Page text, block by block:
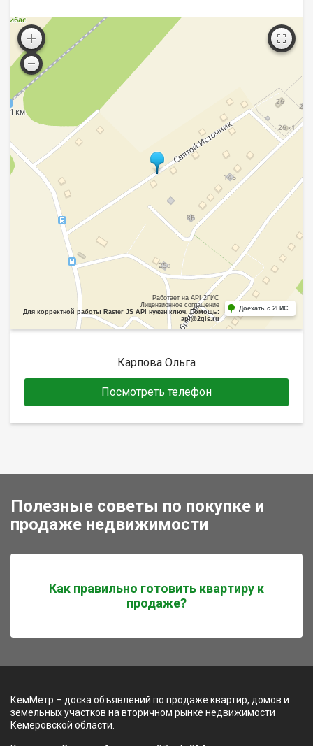
Работает на API 2ГИС
Лицензионное соглашение
Для корректной работы Raster JS API нужен ключ. Помощь:
api@2gis.ru
Доехать с 2ГИС
Карпова Ольга
Посмотреть телефон
Полезные советы по покупке и
продаже недвижимости
Как правильно готовить квартиру к
продаже?
КемМетр – доска объявлений по продаже квартир, домов и
земельных участков на вторичном рынке недвижимости
Кемеровской области.